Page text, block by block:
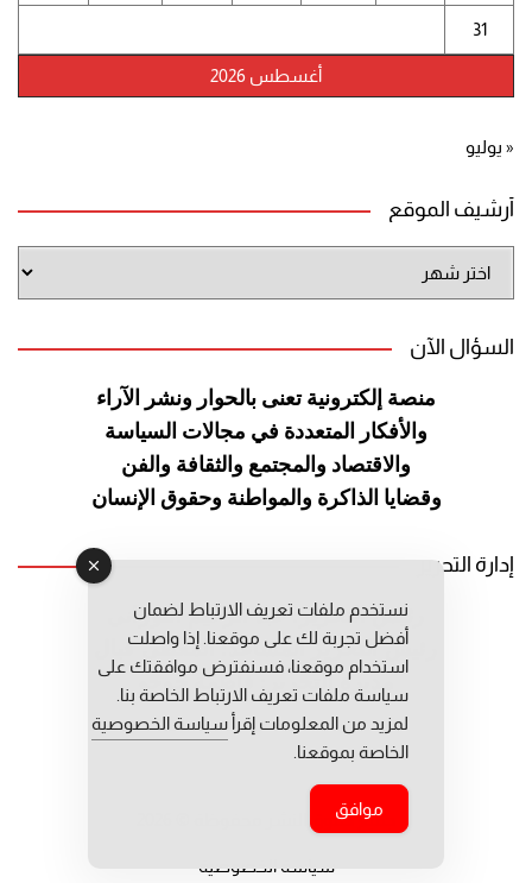
أغسطس 2026
31
« يوليو
أرشيف الموقع
الموقع
السؤال الآن
منصة إلكترونية تعنى بالحوار ونشر الآراء
والأفكار المتعددة في مجالات السياسة
والاقتصاد والمجتمع والثقافة والفن
وقضايا الذاكرة والمواطنة وحقوق الإنسان
إدارة التحرير
رئيس التحرير: عبد الرحيم التوراني
رئيس التحرير المساعد: المعطي قبال
مديرة التحرير: فاطمة حوحو
جميع حقوق النشر محفوظة © 2026
سياسة الخصوصية
نستخدم ملفات تعريف الارتباط لضمان
أفضل تجربة لك على موقعنا. إذا واصلت
استخدام موقعنا، فسنفترض موافقتك على
سياسة ملفات تعريف الارتباط الخاصة بنا.
لمزيد من المعلومات إقرأ سياسة الخصوصية
الخاصة بموقعنا.
موافق